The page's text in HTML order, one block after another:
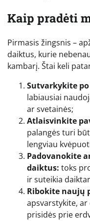
Kaip pradėti
Pirmasis žingsnis –
daiktus, kurie
kambarį. Štai keli
Sutvarkykite
labiausiai
ar svetainės;
Atlaisvinkite
palangės turi
lengviau
Padovanokite
daiktus: toks
ir suteikia
Ribokite naujų
apsvarstykite,
prisidės prie